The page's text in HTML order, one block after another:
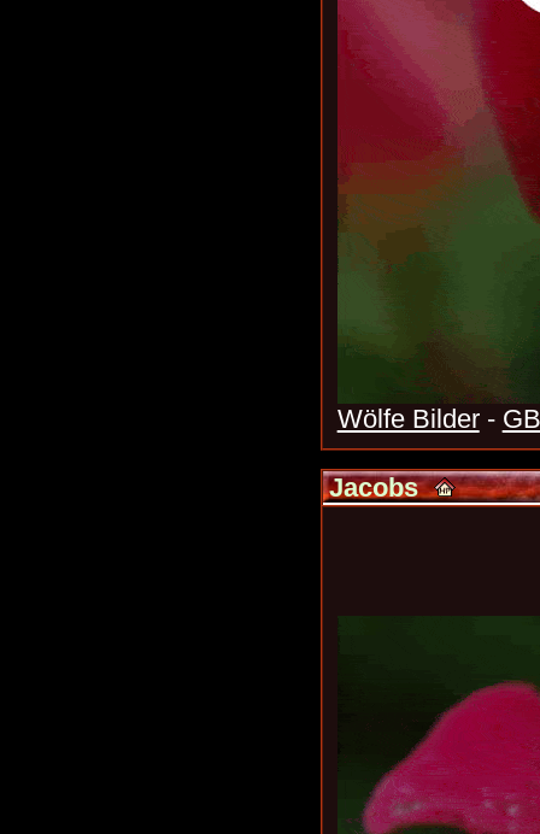
Wölfe Bilder-
Jacobs